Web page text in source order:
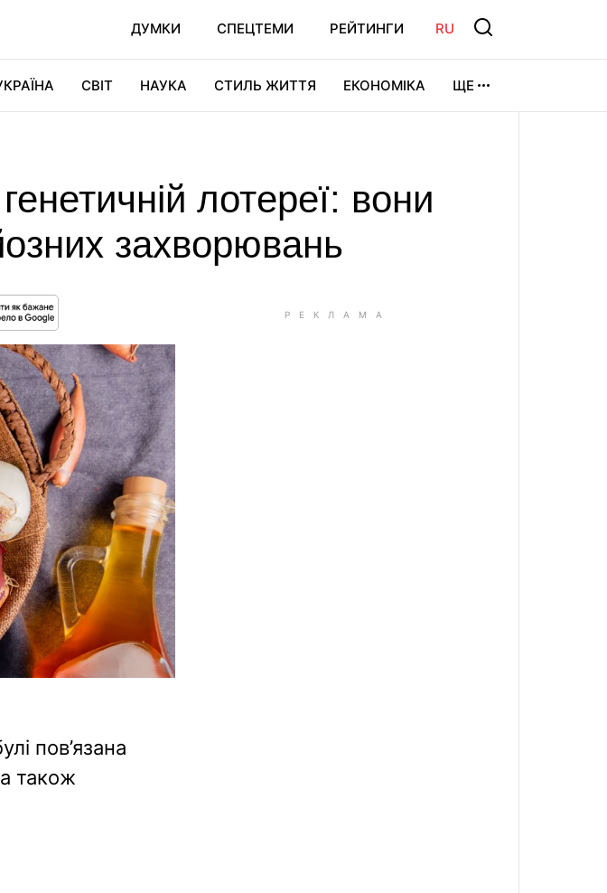
ДУМКИ СПЕЦТЕМИ РЕЙТИНГИ RU
СВІТ НАУКА СТИЛЬ ЖИТТЯ ЕКОНОМІКА ЩЕ
лотереї: вони
захворювань
пов’язана
також